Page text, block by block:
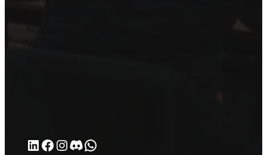
LinkedIn
Facebook
Instagram
Discord
WhatsApp